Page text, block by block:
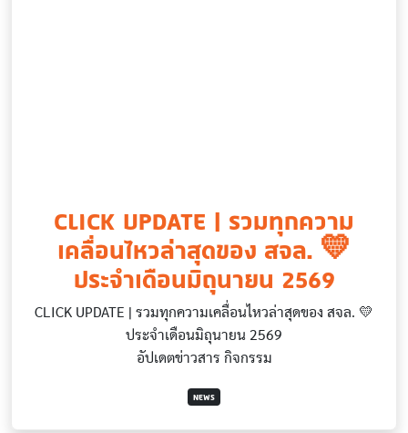
CLICK UPDATE | รวมทุกความ
เคลื่อนไหวล่าสุดของ สจล. 💛
ประจำเดือนมิถุนายน 2569
CLICK UPDATE | รวมทุกความเคลื่อนไหวล่าสุดของ สจล. 💛
ประจำเดือนมิถุนายน 2569
อัปเดตข่าวสาร กิจกรรม
NEWS